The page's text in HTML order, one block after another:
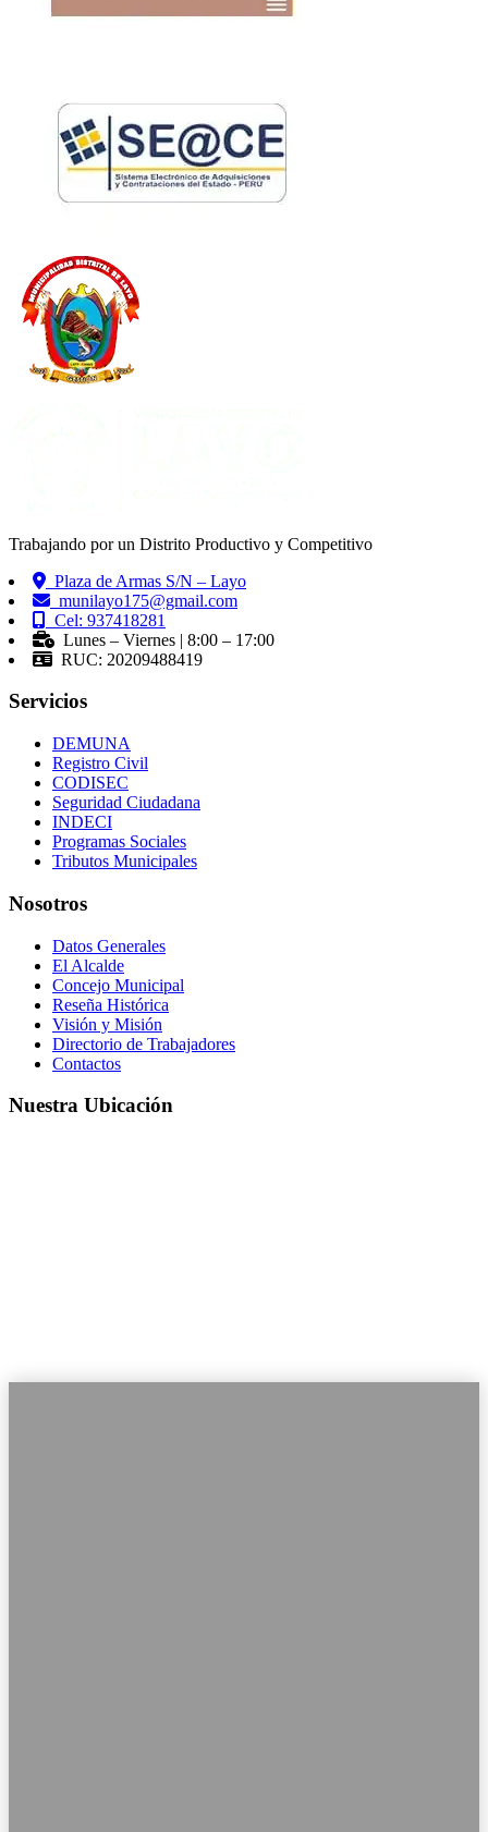
Trabajando por un Distrito Productivo y Competitivo
Plaza de Armas S/N – Layo
munilayo175@gmail.com
Cel: 937418281
Lunes – Viernes | 8:00 – 17:00
RUC: 20209488419
Servicios
DEMUNA
Registro Civil
CODISEC
Seguridad Ciudadana
INDECI
Programas Sociales
Tributos Municipales
Nosotros
Datos Generales
El Alcalde
Concejo Municipal
Reseña Histórica
Visión y Misión
Directorio de Trabajadores
Contactos
Nuestra Ubicación